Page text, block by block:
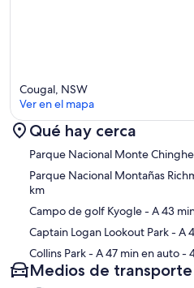
Cougal, NSW
Ver en el mapa
Qué hay cerca
Parque Nacional Monte
Parque Nacional Montañas
km
Campo de golf Kyogle- A 43
Captain Logan Lookout Park- A
Collins Park- A 47 min en auto-
Medios de transporte